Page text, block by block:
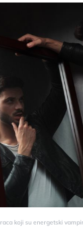
koji su energetski